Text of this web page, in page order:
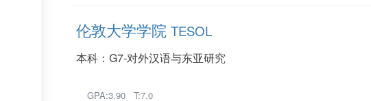
伦敦大学学院 TESOL
本科：G7-对外汉语与东亚研究
GPA:3.90 T:7.0